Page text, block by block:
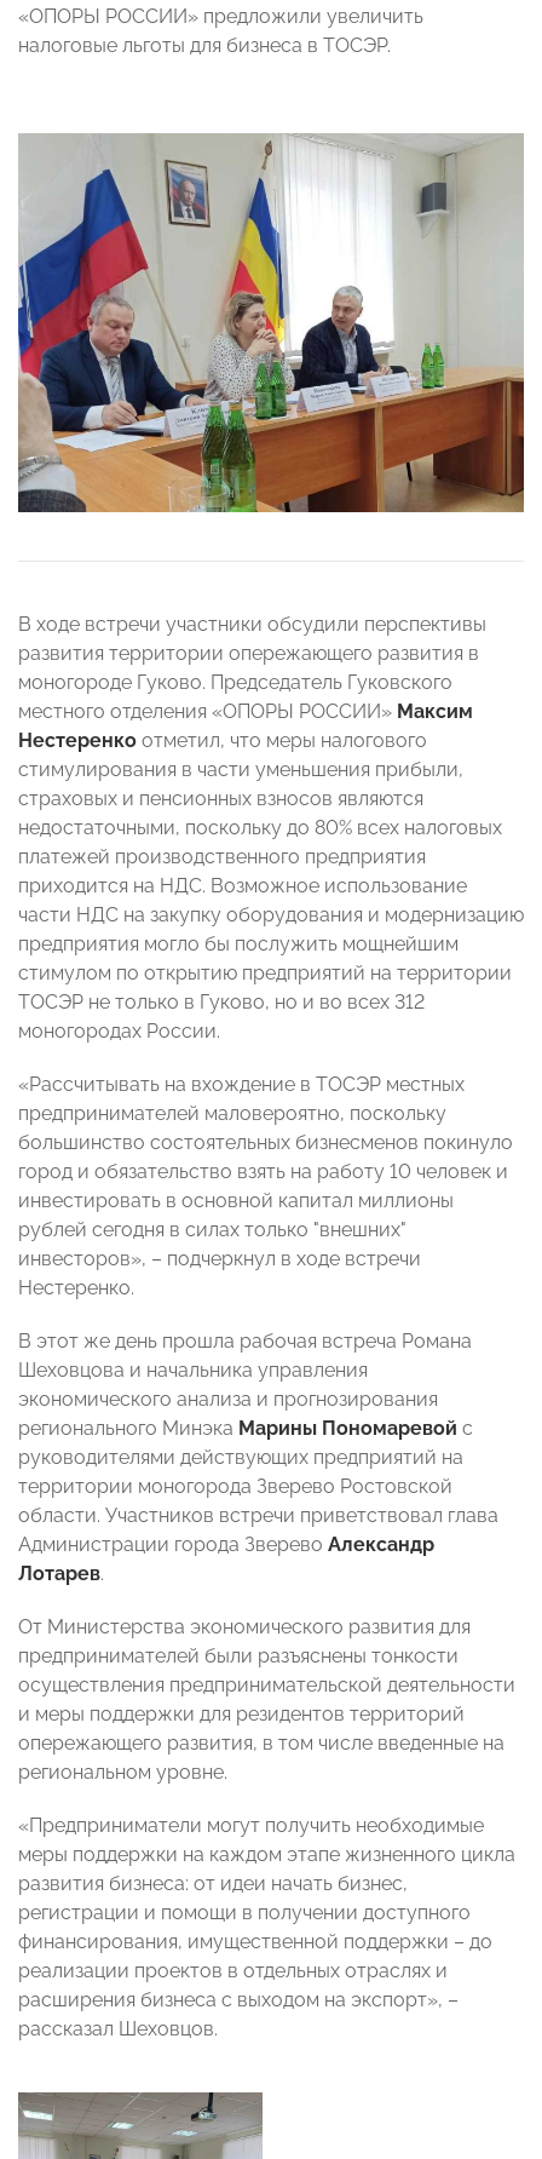
«ОПОРЫ РОССИИ» предложили увеличить
налоговые льготы для бизнеса в ТОСЭР.
В ходе встречи участники обсудили перспективы
развития территории опережающего развития в
моногороде Гуково. Председатель Гуковского
местного отделения «ОПОРЫ РОССИИ» Максим
Нестеренко отметил, что меры налогового
стимулирования в части уменьшения прибыли,
страховых и пенсионных взносов являются
недостаточными, поскольку до 80% всех налоговых
платежей производственного предприятия
приходится на НДС. Возможное использование
части НДС на закупку оборудования и модернизацию
предприятия могло бы послужить мощнейшим
стимулом по открытию предприятий на территории
ТОСЭР не только в Гуково, но и во всех 312
моногородах России.
«Рассчитывать на вхождение в ТОСЭР местных
предпринимателей маловероятно, поскольку
большинство состоятельных бизнесменов покинуло
город и обязательство взять на работу 10 человек и
инвестировать в основной капитал миллионы
рублей сегодня в силах только "внешних"
инвесторов», – подчеркнул в ходе встречи
Нестеренко.
В этот же день прошла рабочая встреча Романа
Шеховцова и начальника управления
экономического анализа и прогнозирования
регионального Минэка Марины Пономаревой с
руководителями действующих предприятий на
территории моногорода Зверево Ростовской
области. Участников встречи приветствовал глава
Администрации города Зверево Александр
Лотарев.
От Министерства экономического развития для
предпринимателей были разъяснены тонкости
осуществления предпринимательской деятельности
и меры поддержки для резидентов территорий
опережающего развития, в том числе введенные на
региональном уровне.
«Предприниматели могут получить необходимые
меры поддержки на каждом этапе жизненного цикла
развития бизнеса: от идеи начать бизнес,
регистрации и помощи в получении доступного
финансирования, имущественной поддержки – до
реализации проектов в отдельных отраслях и
расширения бизнеса с выходом на экспорт», –
рассказал Шеховцов.